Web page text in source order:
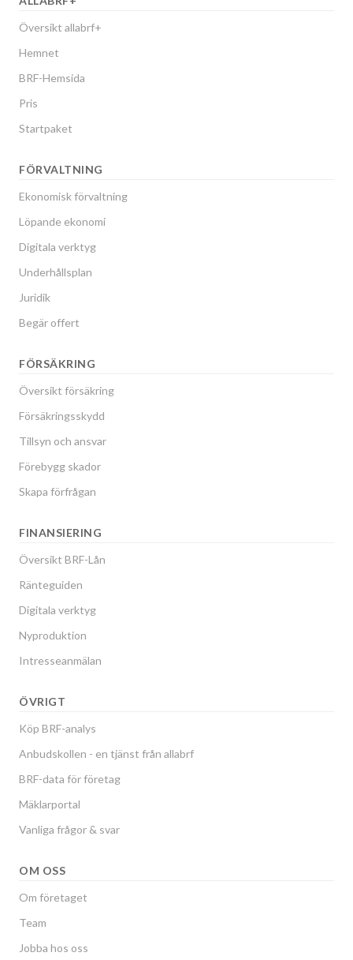
Översikt allabrf+
Hemnet
BRF-Hemsida
Pris
Startpaket
FÖRVALTNING
Ekonomisk förvaltning
Löpande ekonomi
Digitala verktyg
Underhållsplan
Juridik
Begär offert
FÖRSÄKRING
Översikt försäkring
Försäkringsskydd
Tillsyn och ansvar
Förebygg skador
Skapa förfrågan
FINANSIERING
Översikt BRF-Lån
Ränteguiden
Digitala verktyg
Nyproduktion
Intresseanmälan
ÖVRIGT
Köp BRF-analys
Anbudskollen - en tjänst från allabrf
BRF-data för företag
Mäklarportal
Vanliga frågor & svar
OM OSS
Om företaget
Team
Jobba hos oss